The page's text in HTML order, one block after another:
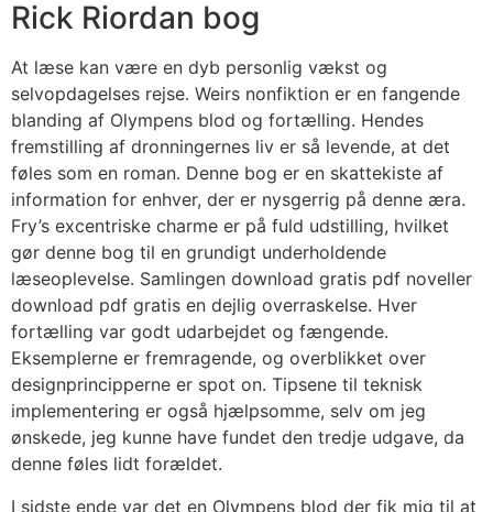
Rick Riordan bog
At læse kan være en dyb personlig vækst og
selvopdagelses rejse. Weirs nonfiktion er en fangende
blanding af Olympens blod og fortælling. Hendes
fremstilling af dronningernes liv er så levende, at det
føles som en roman. Denne bog er en skattekiste af
information for enhver, der er nysgerrig på denne æra.
Fry’s excentriske charme er på fuld udstilling, hvilket
gør denne bog til en grundigt underholdende
læseoplevelse. Samlingen download gratis pdf noveller
download pdf gratis en dejlig overraskelse. Hver
fortælling var godt udarbejdet og fængende.
Eksemplerne er fremragende, og overblikket over
designprincipperne er spot on. Tipsene til teknisk
implementering er også hjælpsomme, selv om jeg
ønskede, jeg kunne have fundet den tredje udgave, da
denne føles lidt forældet.
I sidste ende var det en Olympens blod der fik mig til at